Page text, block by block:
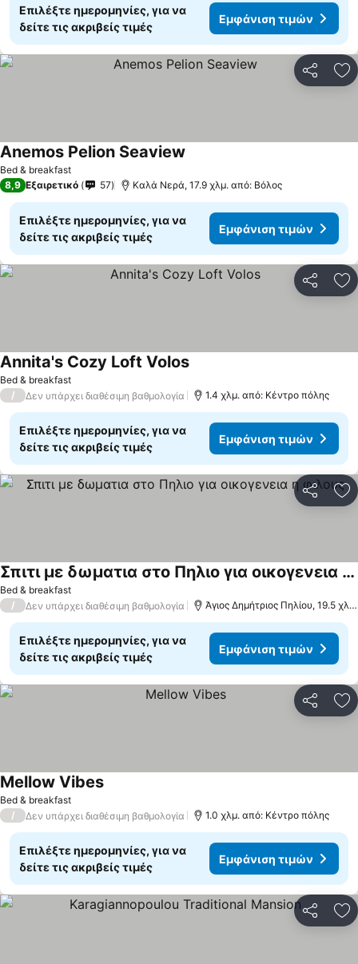
Επιλέξτε ημερομηνίες, για να
δείτε τις ακριβείς τιμές
Εμφάνιση τιμών
Bed & breakfast
Anemos Pelion Seaview
8,9 Εξαιρετικό 57 Καλά Νερά, 17.9 χλμ. από: Βόλος
Επιλέξτε ημερομηνίες, για να
δείτε τις ακριβείς τιμές
Εμφάνιση τιμών
Bed & breakfast
Annita's Cozy Loft Volos
/ Δεν υπάρχει διαθέσιμη βαθμολογία 1.4 χλμ. από: Κέντρο πόλης
Επιλέξτε ημερομηνίες, για να
δείτε τις ακριβείς τιμές
Εμφάνιση τιμών
Bed & breakfast
Σπιτι με δωματια στο Πηλιο για οικογενεια η φιλους
/ Δεν υπάρχει διαθέσιμη βαθμολογία Άγιος Δημήτριος Πηλίου, 19.5 χλμ. από: Βόλος
Επιλέξτε ημερομηνίες, για να
δείτε τις ακριβείς τιμές
Εμφάνιση τιμών
Bed & breakfast
Mellow Vibes
/ Δεν υπάρχει διαθέσιμη βαθμολογία 1.0 χλμ. από: Κέντρο πόλης
Επιλέξτε ημερομηνίες, για να
δείτε τις ακριβείς τιμές
Εμφάνιση τιμών